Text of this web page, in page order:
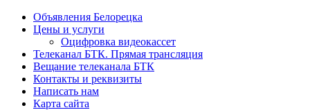
Объявления Белорецка
Цены и услуги
Оцифровка видеокассет
Телеканал БТК. Прямая трансляция
Вещание телеканала БТК
Контакты и реквизиты
Написать нам
Карта сайта